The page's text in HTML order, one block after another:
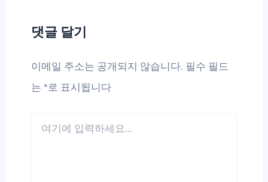
댓글 달기
이메일 주소는 공개되지 않습니다. 필수 필드
는 *로 표시됩니다